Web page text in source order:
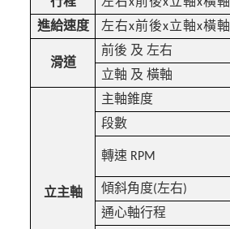
x x x
進給速度 左右x前後x立軸x橫軸
滑道
前後 及 左右
立軸 及 橫軸
立主軸
主軸錐度
段數
轉速 RPM
傾斜角度(左右)
通心軸行程